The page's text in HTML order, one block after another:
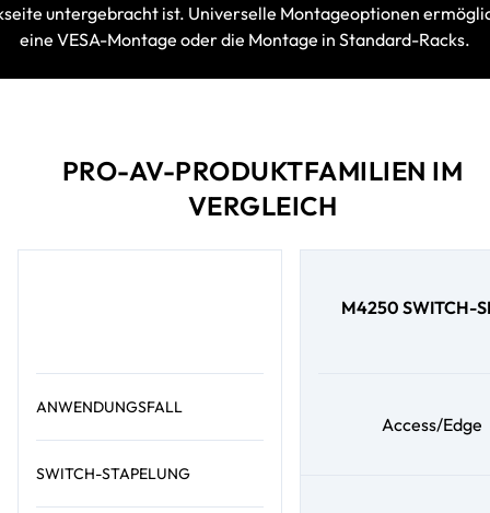
untergebracht ist. Universelle Montageoptionen
eine VESA-Montage oder die Montage in Standard-Racks.
PRO-AV-PRODUKTFAMILIEN IM
VERGLEICH
ANWENDUNGSFALL
SWITCH-STAPELUNG
M4250 SWITCH-
Access/Edge